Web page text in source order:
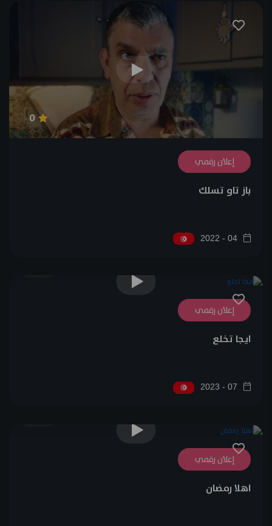
0
إعلان رقمي
باز تاو تسلك
04 - 2022
إعلان رقمي
ايجا تخلع
07 - 2023
إعلان رقمي
اهلا رمضان